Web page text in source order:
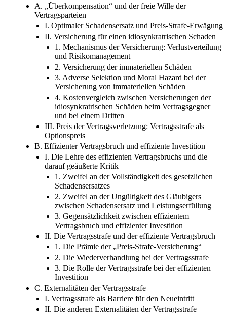
A. „Überkompensation“ und der freie Wille der
Vertragsparteien
I. Optimaler Schadensersatz und Preis-Strafe-Erwägung
II. Versicherung für einen idiosynkratrischen Schaden
1. Mechanismus der Versicherung: Verlustverteilung
und Risikomanagement
2. Versicherung der immateriellen Schäden
3. Adverse Selektion und Moral Hazard bei der
Versicherung von immateriellen Schäden
4. Kostenvergleich zwischen Versicherungen der
idiosynkratrischen Schäden beim Vertragsgegner
und bei einem Dritten
III. Preis der Vertragsverletzung: Vertragsstrafe als
Optionspreis
B. Effizienter Vertragsbruch und effiziente Investition
I. Die Lehre des effizienten Vertragsbruchs und die
darauf geäußerte Kritik
1. Zweifel an der Vollständigkeit des gesetzlichen
Schadensersatzes
2. Zweifel an der Ungültigkeit des Gläubigers
zwischen Schadensersatz und Leistungserfüllung
3. Gegensätzlichkeit zwischen effizientem
Vertragsbruch und effizienter Investition
II. Die Vertragsstrafe und der effiziente Vertragsbruch
1. Die Prämie der „Preis-Strafe-Versicherung“
2. Die Wiederverhandlung bei der Vertragsstrafe
3. Die Rolle der Vertragsstrafe bei der effizienten
Investition
C. Externalitäten der Vertragsstrafe
I. Vertragsstrafe als Barriere für den Neueintritt
II. Die anderen Externalitäten der Vertragsstrafe